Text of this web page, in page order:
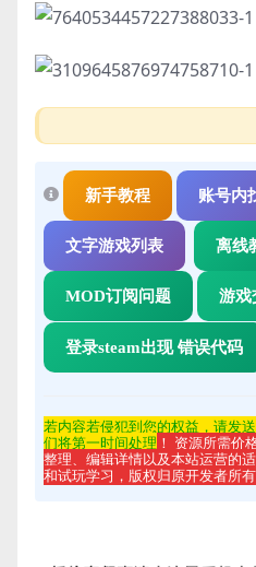
新手教程 账号内
文字游戏列表 离线
MOD订阅问题 游戏
登录steam出现 错误代码
若内容若侵犯到您的权益，请发
们将第一时间处理 ！ 资源所需价
整理、编辑详情以及本站运营的
和试玩学习，版权归原开发者所有